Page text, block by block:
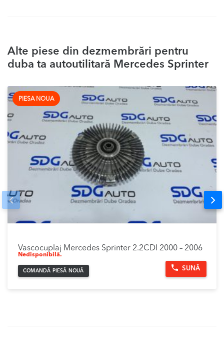
Alte piese din dezmembrări pentru
duba ta autoutilitară Mercedes Sprinter
PIESA NOUA
Vascocuplaj Mercedes Sprinter 2.2CDI 2000 – 2006
Nedisponibilă.
COMANDĂ PIESĂ NOUĂ SUNĂ
Prev